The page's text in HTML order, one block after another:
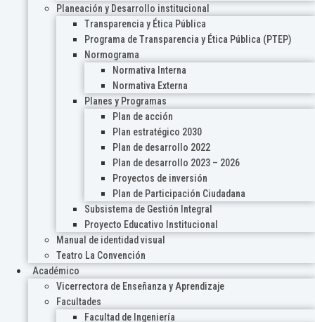
Planeación y Desarrollo institucional
Transparencia y Ética Pública
Programa de Transparencia y Ética Pública (PTEP)
Normograma
Normativa Interna
Normativa Externa
Planes y Programas
Plan de acción
Plan estratégico 2030
Plan de desarrollo 2022
Plan de desarrollo 2023 – 2026
Proyectos de inversión
Plan de Participación Ciudadana
Subsistema de Gestión Integral
Proyecto Educativo Institucional
Manual de identidad visual
Teatro La Convención
Académico
Vicerrectora de Enseñanza y Aprendizaje
Facultades
Facultad de Ingeniería